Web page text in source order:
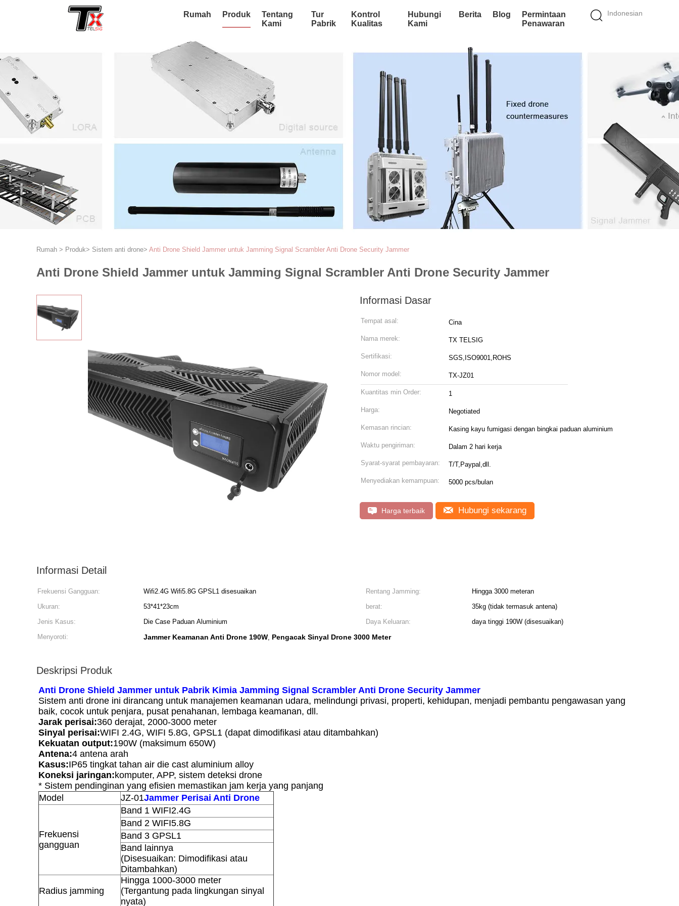
Indonesian
Rumah Produk
Tentang
Kami
Tur
Pabrik
Kontrol
Kualitas
Hubungi
Kami
Berita Blog
Permintaan
Penawaran
Rumah > Produk> Sistem anti drone> Anti Drone Shield Jammer untuk Jamming Signal Scrambler Anti Drone Security Jammer
Anti Drone Shield Jammer untuk Jamming Signal Scrambler Anti Drone Security Jammer
Informasi Dasar
Tempat asal: Cina
Nama merek: TX TELSIG
Sertifikasi: SGS,ISO9001,ROHS
Nomor model: TX-JZ01
Kuantitas min Order: 1
Harga: Negotiated
Kemasan rincian: Kasing kayu fumigasi dengan bingkai paduan aluminium
Waktu pengiriman: Dalam 2 hari kerja
Syarat-syarat pembayaran: T/T,Paypal,dll.
Menyediakan kemampuan: 5000 pcs/bulan
Harga terbaik Hubungi sekarang
Informasi Detail
Frekuensi Gangguan: Wifi2.4G Wifi5.8G GPSL1 disesuaikan Rentang Jamming:
Hingga 3000 meteran
Ukuran:
53*41*23cm berat:
35kg (tidak termasuk antena)
Jenis Kasus:
Die Case Paduan Aluminium Daya Keluaran:
daya tinggi 190W (disesuaikan)
Menyoroti:
Jammer Keamanan Anti Drone 190W, Pengacak Sinyal Drone 3000 Meter
Deskripsi Produk
Anti Drone Shield Jammer untuk Pabrik Kimia Jamming Signal Scrambler Anti Drone Security Jammer
Sistem anti drone ini dirancang untuk manajemen keamanan udara, melindungi privasi, properti, kehidupan, menjadi pembantu pengawasan yang
baik, cocok untuk penjara, pusat penahanan, lembaga keamanan, dll.
Jarak perisai:360 derajat, 2000-3000 meter
Sinyal perisai:WIFI 2.4G, WIFI 5.8G, GPSL1 (dapat dimodifikasi atau ditambahkan)
Kekuatan output:190W (maksimum 650W)
Antena:4 antena arah
Kasus:IP65 tingkat tahan air die cast aluminium alloy
Koneksi jaringan:komputer, APP, sistem deteksi drone
* Sistem pendinginan yang efisien memastikan jam kerja yang panjang
Model
JZ-01Jammer Perisai Anti Drone
Frekuensi
gangguan
Band 1 WIFI2.4G
Band 2 WIFI5.8G
Band 3 GPSL1
Band lainnya
(Disesuaikan: Dimodifikasi atau
Ditambahkan)
Radius jamming
Hingga 1000-3000 meter
(Tergantung pada lingkungan sinyal
nyata)